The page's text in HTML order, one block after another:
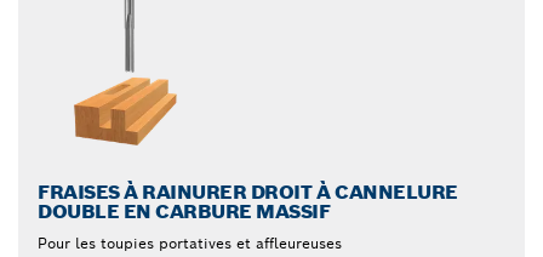
FRAISES À RAINURER DROIT À CANNELURE
DOUBLE EN CARBURE MASSIF
Pour les toupies portatives et affleureuses